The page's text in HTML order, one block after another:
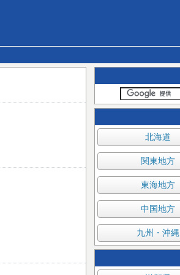
北海道
関東地方
東海地方
中国地方
九州・沖縄